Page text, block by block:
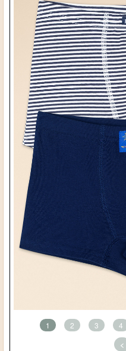
1 2 3 4
<